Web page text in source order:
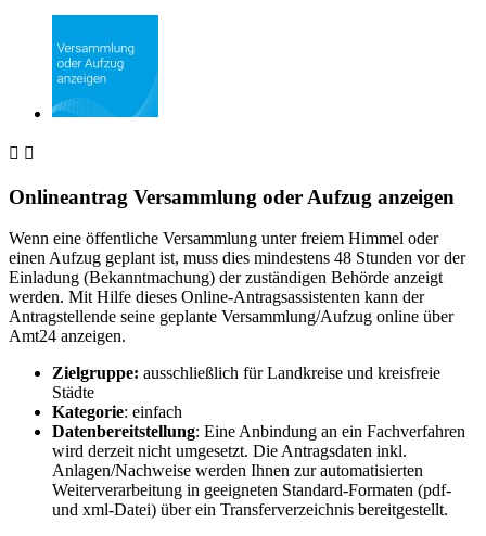
 
Onlineantrag Versammlung oder Aufzug anzeigen
Wenn eine öffentliche Versammlung unter freiem Himmel oder
einen Aufzug geplant ist, muss dies mindestens 48 Stunden vor der
Einladung (Bekanntmachung) der zuständigen Behörde anzeigt
werden. Mit Hilfe dieses Online-Antragsassistenten kann der
Antragstellende seine geplante Versammlung/Aufzug online über
Amt24 anzeigen.
Zielgruppe: ausschließlich für Landkreise und kreisfreie
Städte
Kategorie: einfach
Datenbereitstellung: Eine Anbindung an ein Fachverfahren
wird derzeit nicht umgesetzt. Die Antragsdaten inkl.
Anlagen/Nachweise werden Ihnen zur automatisierten
Weiterverarbeitung in geeigneten Standard-Formaten (pdf-
und xml-Datei) über ein Transferverzeichnis bereitgestellt.